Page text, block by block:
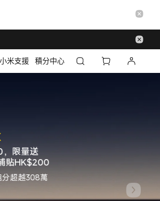
小米支援 積分中心
限量送
貼HK$200
超越308萬